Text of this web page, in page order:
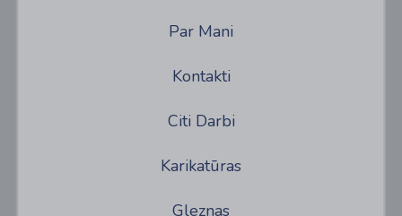
Par Mani
Kontakti
Citi Darbi
Karikatūras
Gleznas